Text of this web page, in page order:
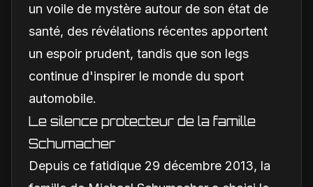
un voile de mystère autour de son état de
santé, des révélations récentes apportent
un espoir prudent, tandis que son legs
continue d'inspirer le monde du sport
automobile.
Le silence protecteur de la famille
Schumacher
Depuis ce fatidique 29 décembre 2013, la